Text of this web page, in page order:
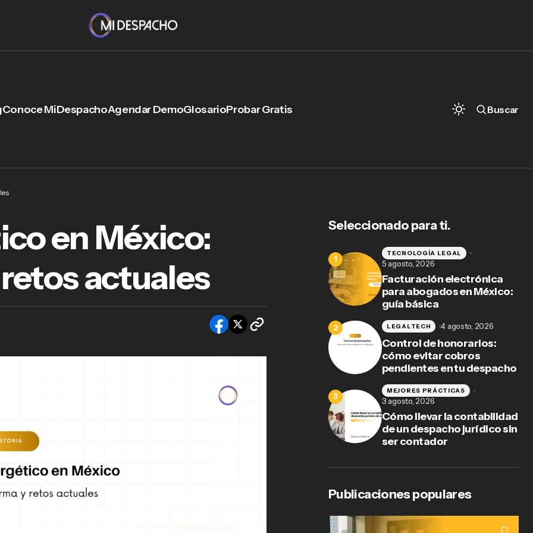
Conoce MiDespachoAgendar DemoGlosarioProbar Gratis Buscar
energético en México: claves, reforma y
actuales
en México:
actuales
Seleccionado para ti.
Facturación electrónica
para abogados en México:
guía básica
TECNOLOGÍA LEGAL
5 agosto, 2026
Control de honorarios:
cómo evitar cobros
pendientes en tu despacho
LEGALTECH 4 agosto, 2026
Cómo llevar la contabilidad
de un despacho jurídico sin
ser contador
MEJORES PRÁCTICAS
3 agosto, 2026
Publicaciones populares